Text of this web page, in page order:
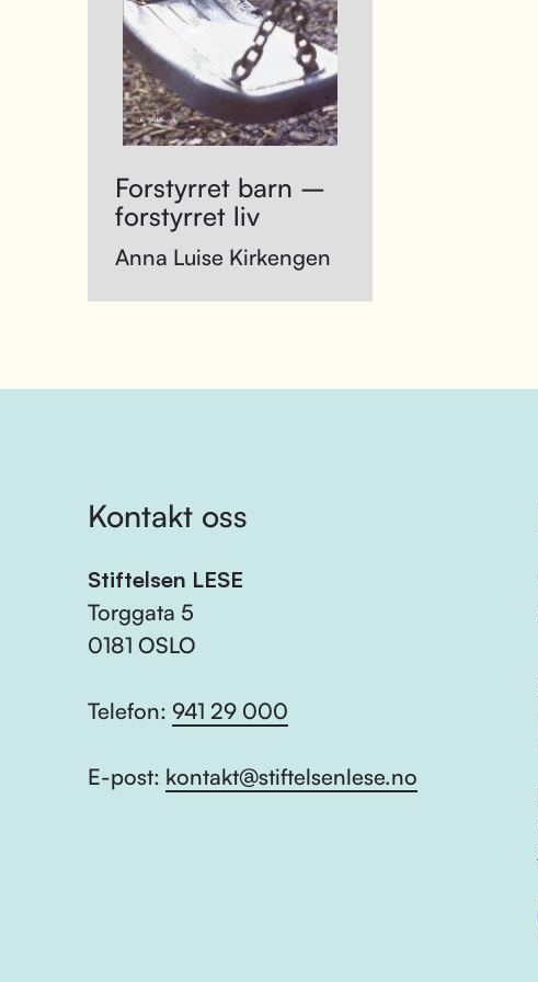
Forstyrret barn –
forstyrret liv
Anna Luise Kirkengen
Kontakt oss
Stiftelsen LESE
Torggata 5
0181 OSLO
Telefon: 941 29 000
E-post: kontakt@stiftelsenlese.no